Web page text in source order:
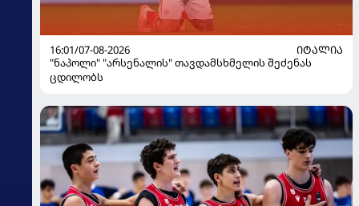
16:01/07-08-2026
ᲘᲢᲐᲚᲘᲐ
"ნაპოლი" "არსენალის" თავდამსხმელის შეძენას
ცდილობს